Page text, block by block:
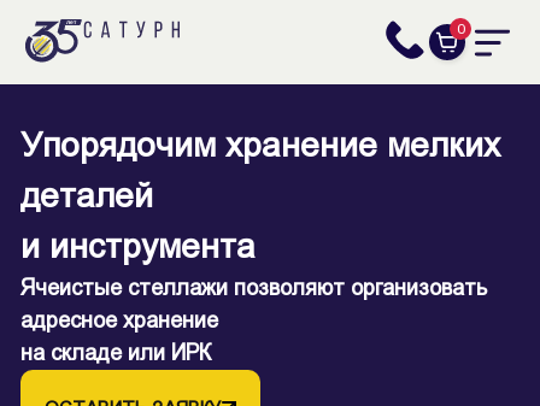
0
Упорядочим хранение мелких
деталей
и инструмента
Ячеистые стеллажи позволяют организовать
адресное хранение
на складе или ИРК